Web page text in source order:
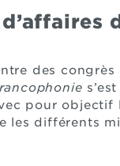
des
pour objectif
les différents